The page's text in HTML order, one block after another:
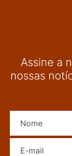
Assine a
nossas